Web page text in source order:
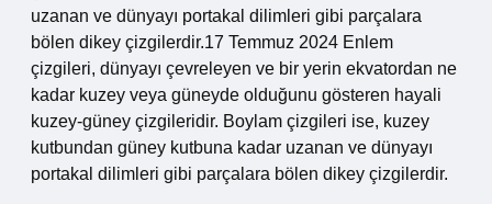
uzanan ve dünyayı portakal dilimleri gibi parçalara
bölen dikey çizgilerdir.17 Temmuz 2024 Enlem
çizgileri, dünyayı çevreleyen ve bir yerin ekvatordan ne
kadar kuzey veya güneyde olduğunu gösteren hayali
kuzey-güney çizgileridir. Boylam çizgileri ise, kuzey
kutbundan güney kutbuna kadar uzanan ve dünyayı
portakal dilimleri gibi parçalara bölen dikey çizgilerdir.